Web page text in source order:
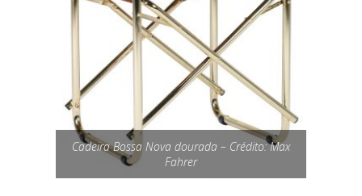
Cadeira Bossa Nova dourada – Crédito: Max
Fahrer